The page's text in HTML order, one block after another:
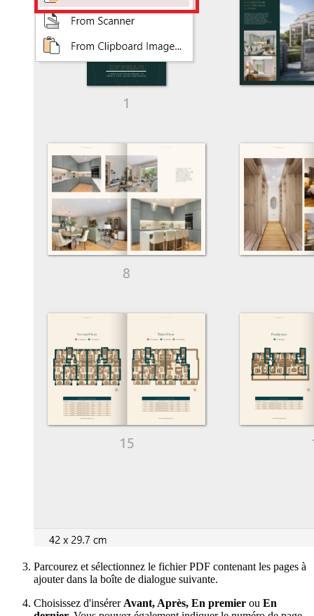
Parcourez et sélectionnez le fichier PDF contenant les pages à
ajouter dans la boîte de dialogue suivante.
Choisissez d'insérer Avant, Après, En premier ou En